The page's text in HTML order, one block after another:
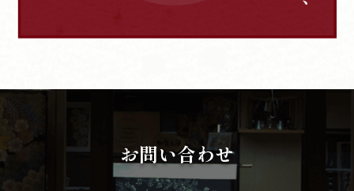
お問い合わせ